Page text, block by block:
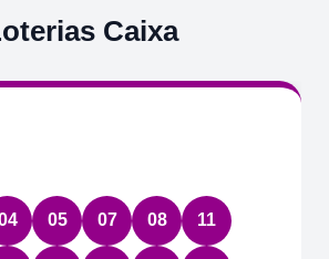
Caixa
05 07 08 11